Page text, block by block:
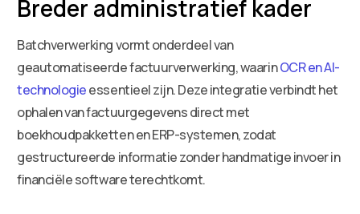
Breder administratief kader
Batchverwerking vormt onderdeel van
geautomatiseerde factuurverwerking, waarinOCR en AI-
technologieessentieel zijn. Deze integratie verbindt het
ophalen van factuurgegevens direct met
boekhoudpakketten en ERP-systemen, zodat
gestructureerde informatie zonder handmatige invoer in
financiële software terechtkomt.